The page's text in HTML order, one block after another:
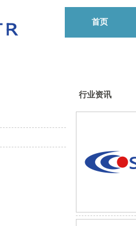
首页
行业资讯